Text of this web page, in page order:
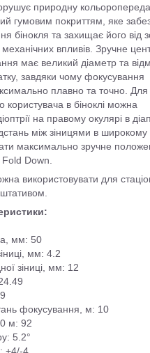
природну
гумовим покриттям, яке
бінокля та захищає його від
впливів. Зручне
має великий діаметр та
завдяки чому фокусування
плавно та точно. Для
користувача в біноклі можна
на правому окулярі в
між зіницями в широкому
максимально зручне
Fold Down.
використовувати для
мм: 50
мм: 4.2
зіниці, мм: 12
фокусування, м: 10
м: 92
5.2°
+4/-4